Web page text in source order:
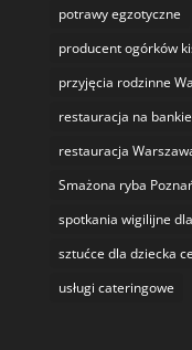
potrawy egzotyczne
producent ogórków
przyjęcia rodzinne
restauracja na
restauracja
Smażona ryba
spotkania wigilijne
sztućce dla dziecka
usługi cateringowe